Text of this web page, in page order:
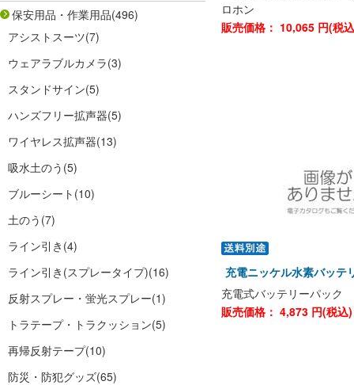
保安用品・作業用品(496)
アシストスーツ(7)
ウェアラブルカメラ(3)
スタンドサイン(5)
ハンズフリー拡声器(5)
ワイヤレス拡声器(13)
吸水土のう (5)
ブルーシート (10)
土のう (7)
ライン引き (4)
ライン引き(スプレータイプ)(16)
反射スプレー・蛍光スプレー(1)
トラテープ・トラクッション(5)
再帰反射テープ(10)
防災・防犯グッズ(65)
ロホン
販売価格： 10,065 円(税
充電ニッケル水素バッ
充電式バッテリーパック
販売価格： 4,873 円(税